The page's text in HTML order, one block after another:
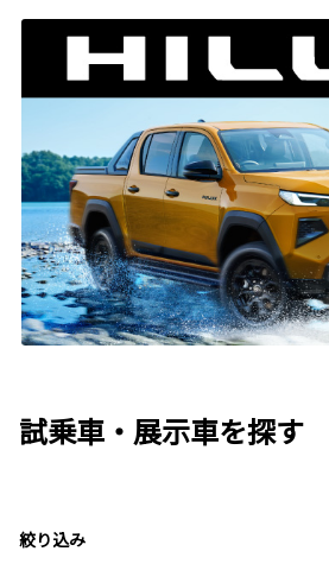
試乗車・展示車を探す
絞り込み